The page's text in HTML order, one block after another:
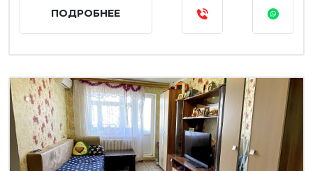
ПОДРОБНЕЕ